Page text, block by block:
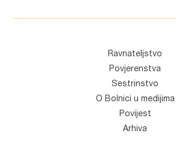
Ravnateljstvo
Povjerenstva
Sestrinstvo
O Bolnici u medijima
Povijest
Arhiva